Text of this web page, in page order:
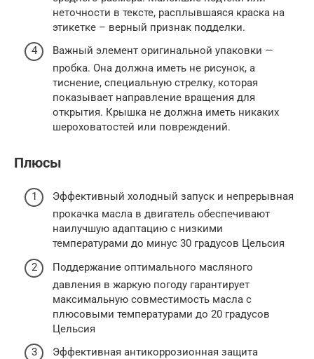
неточности в тексте, расплывшаяся краска на
этикетке – верный признак подделки.
Важный элемент оригинальной упаковки —
пробка. Она должна иметь не рисунок, а
тиснение, специальную стрелку, которая
показывает направление вращения для
открытия. Крышка не должна иметь никаких
шероховатостей или повреждений.
Плюсы
Эффективный холодный запуск и непрерывная
прокачка масла в двигатель обеспечивают
наилучшую адаптацию с низкими
температурами до минус 30 градусов Цельсия
Поддержание оптимального масляного
давления в жаркую погоду гарантирует
максимальную совместимость масла с
плюсовыми температурами до 20 градусов
Цельсия
Эффективная антикоррозионная защита